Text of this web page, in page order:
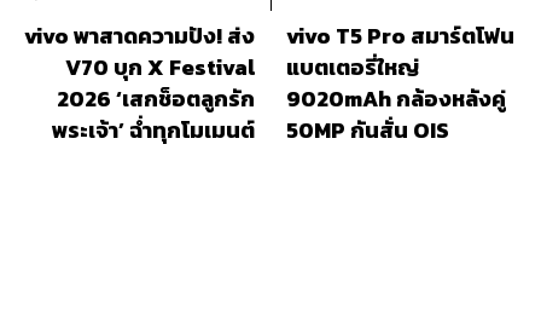
vivo พาสาดความปัง! ส่ง
V70 บุก X Festival
2026 ‘เสกช็อตลูกรัก
พระเจ้า’ ฉ่ำทุกโมเมนต์
vivo T5 Pro สมาร์ตโฟน
แบตเตอรี่ใหญ่
9020mAh กล้องหลังคู่
50MP กันสั่น OIS